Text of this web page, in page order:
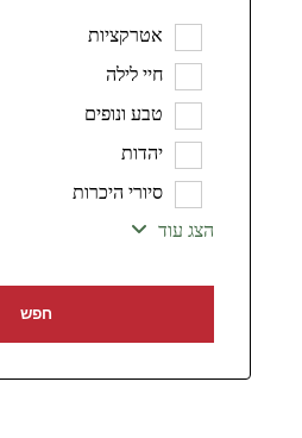
אטרקציות
חיי לילה
טבע ונופים
יהדות
סיורי היכרות
הצג עוד